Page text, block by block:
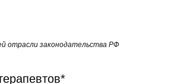
отрасли законодательства РФ